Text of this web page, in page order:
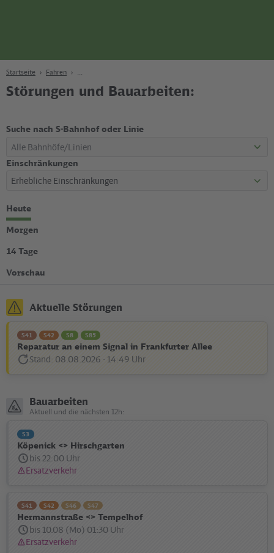
Startseite Fahren
Störungen und Bauarbeiten:
Suche nach S-Bahnhof oder Linie
Einschränkungen
Heute
Morgen
14 Tage
Vorschau
Aktuelle Störungen
S41 S42 S8 S85
Reparatur an einem Signal in Frankfurter Allee
Stand: 08.08.2026 · 14:49 Uhr
Disturbance
Bauarbeiten
Aktuell und die nächsten 12h:
S3
Köpenick <> Hirschgarten
bis 22:00 Uhr
Statusmeldung:
Ersatzverkehr
S41 S42 S46 S47
Hermannstraße <> Tempelhof
bis 10.08 (Mo) 01:30 Uhr
Statusmeldung:
Ersatzverkehr